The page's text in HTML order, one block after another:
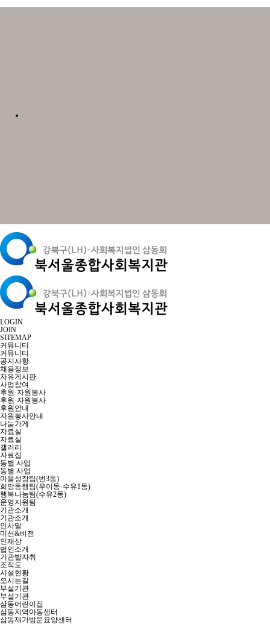
LOGIN
JOIN
SITEMAP
커뮤니티
커뮤니티
공지사항
채용정보
자유게시판
사업참여
후원·자원봉사
후원·자원봉사
후원안내
자원봉사안내
나눔가게
자료실
자료실
갤러리
자료집
동별 사업
동별 사업
마을성장팀(번3동)
희망동행팀(우이동·수유1동)
행복나눔팀(수유2동)
운영지원팀
기관소개
기관소개
인사말
미션&비전
인재상
법인소개
기관발자취
조직도
시설현황
오시는길
부설기관
부설기관
삼동어린이집
삼동지역아동센터
삼동재가방문요양센터